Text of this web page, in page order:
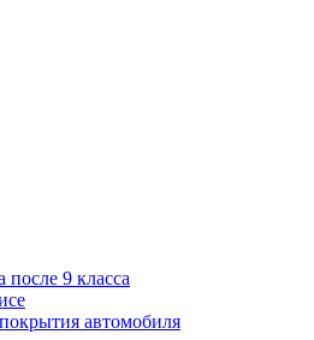
9 класса
автомобиля